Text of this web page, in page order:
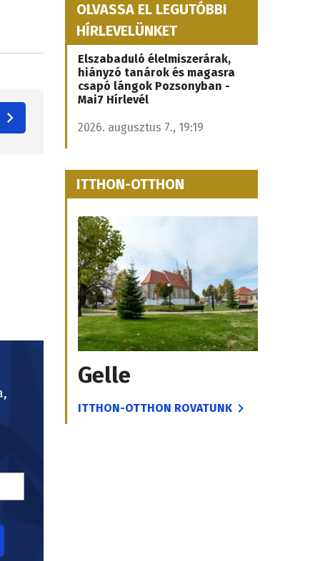
OLVASSA EL LEGUTÓBBI
HÍRLEVELÜNKET
Elszabaduló élelmiszerárak,
hiányzó tanárok és magasra
csapó lángok Pozsonyban -
Mai7 Hírlevél
2026. augusztus 7., 19:19
ITTHON-OTTHON
Gelle
ITTHON-OTTHON ROVATUNK